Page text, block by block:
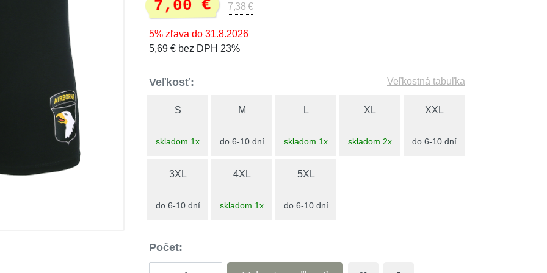
7,00 € 7,38 €
5% zľava do 31.8.2026
5,69 € bez DPH 23%
Veľkosť: Veľkostná tabuľka
S
skladom 1x
M
do 6-10 dní
L
skladom 1x
XL
skladom 2x
XXL
do 6-10 dní
3XL
do 6-10 dní
4XL
skladom 1x
5XL
do 6-10 dní
Počet: